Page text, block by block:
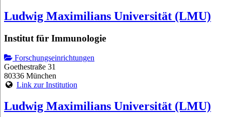
Ludwig Maximilians Universität (LMU)
Institut für Immunologie
Forschungseinrichtungen
Goethestraße 31
80336 München
Link zur Institution
Ludwig Maximilians Universität (LMU)